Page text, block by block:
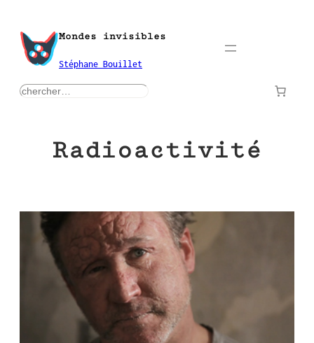
contenu
Mondes invisibles
Stéphane Bouillet
rechercher
Radioactivité